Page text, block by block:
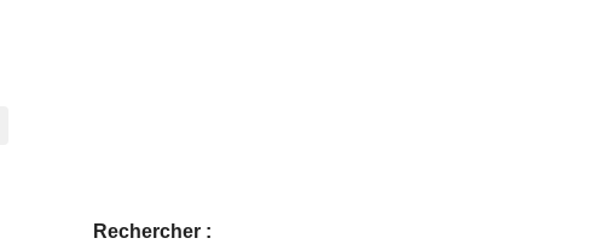
Rechercher :